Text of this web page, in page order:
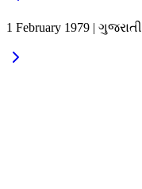
1 February 1979 | ગુજરાતી